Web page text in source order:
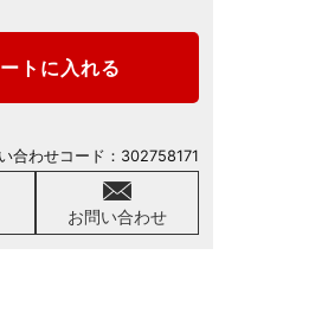
トに入れる
お問い合わせ
合わせコード： 302758171